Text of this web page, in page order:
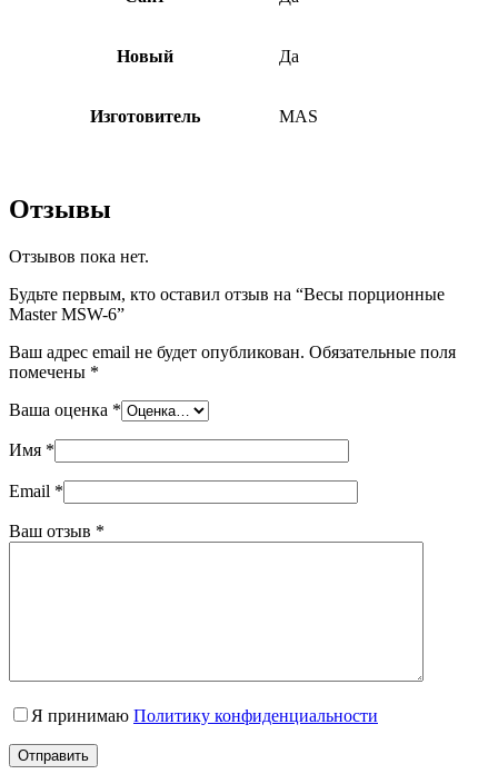
Новый Да
Изготовитель МАS
Отзывы
Отзывов пока нет.
Будьте первым, кто оставил отзыв на “Весы порционные
Master MSW-6”
Ваш адрес email не будет опубликован. Обязательные поля
помечены *
Ваша оценка *
Имя *
Email *
Ваш отзыв *
Я принимаю Политику конфиденциальности
Отправить